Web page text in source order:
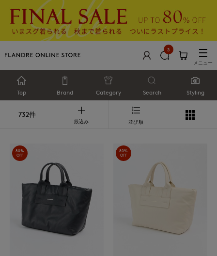
3
メニュー
Top Brand Category Search Styling
732件
絞込み 並び順
80%
OFF
80%
OFF